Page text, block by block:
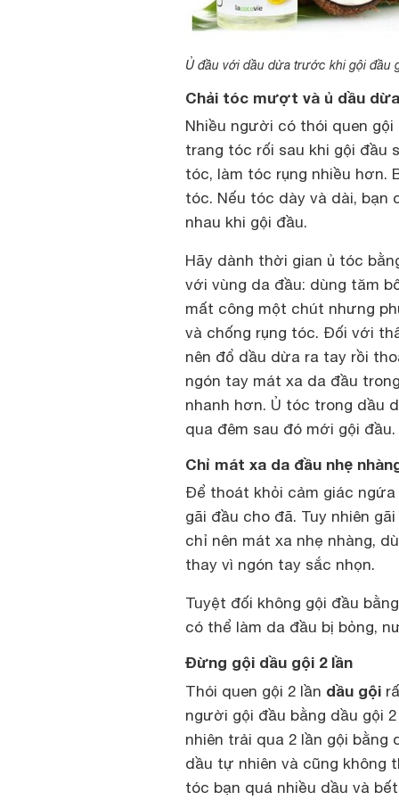
Ủ đầu với dầu dừa trước khi gội đầu
Chải tóc mượt và ủ dầu
Nhiều người có thói quen
trang tóc rối sau khi gội đầu
tóc, làm tóc rụng nhiều hơn.
tóc. Nếu tóc dày và dài, bạn
nhau khi gội đầu.
Hãy dành thời gian ủ tóc
với vùng da đầu: dùng tăm
mất công một chút nhưng
và chống rụng tóc. Đối với
nên đổ dầu dừa ra tay rồi
ngón tay mát xa da đầu
nhanh hơn. Ủ tóc trong dầu
qua đêm sau đó mới gội đầu.
Chỉ mát xa da đầu nhẹ
Để thoát khỏi cảm giác
gãi đầu cho đã. Tuy nhiên
chỉ nên mát xa nhẹ nhàng,
thay vì ngón tay sắc nhọn.
Tuyệt đối không gội đầu
có thể làm da đầu bị bỏng,
Đừng gội dầu gội 2 lần
Thói quen gội 2 lần dầu gội
người gội đầu bằng dầu gội
nhiên trải qua 2 lần gội
dầu tự nhiên và cũng không
tóc bạn quá nhiều dầu và